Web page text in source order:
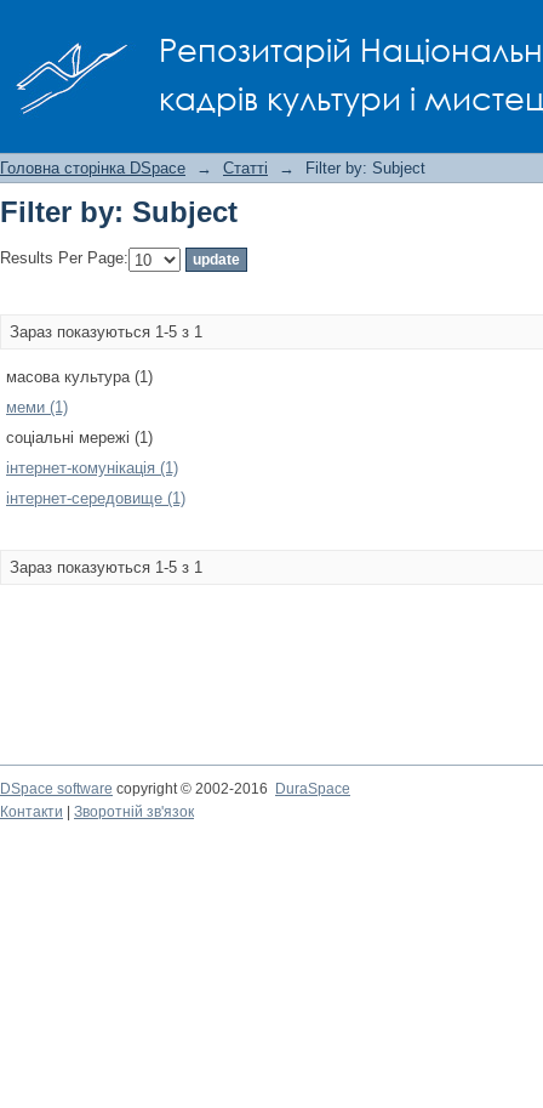
Репозитарій
кадрів культури і
Головна сторінка DSpace → Статті → Filter by: Subject
Filter by: Subject
Results Per Page:
Зараз показуються 1-5 з 1
масова культура (1)
меми (1)
соціальні мережі (1)
інтернет-комунікація (1)
інтернет-середовище (1)
Зараз показуються 1-5 з 1
DSpace software copyright © 2002-2016
DuraSpace
Контакти
Зворотній зв'язок